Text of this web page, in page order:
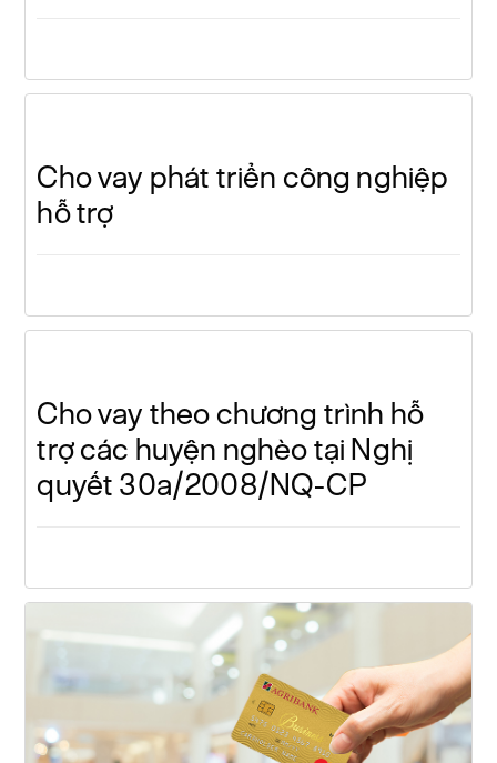
Cho vay phát triển công nghiệp
hỗ trợ
Cho vay theo chương trình hỗ
trợ các huyện nghèo tại Nghị
quyết 30a/2008/NQ-CP